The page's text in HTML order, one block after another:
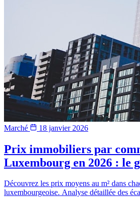
Marché 18 janvier 2026
Prix immobiliers par
Luxembourg en 2026 : le
Découvrez les prix moyens au m² dans
luxembourgeoise. Analyse détaillée des